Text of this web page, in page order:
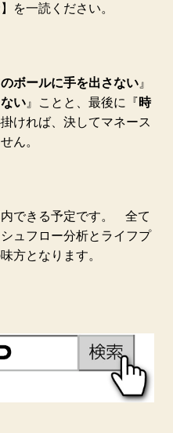
を一読ください。
ボールに手を出さない 』
い 』ことと、最後に『時
ければ、決してマネース
ん。
できる予定です。
全て
ュフロー分析とライフプ
方となります。